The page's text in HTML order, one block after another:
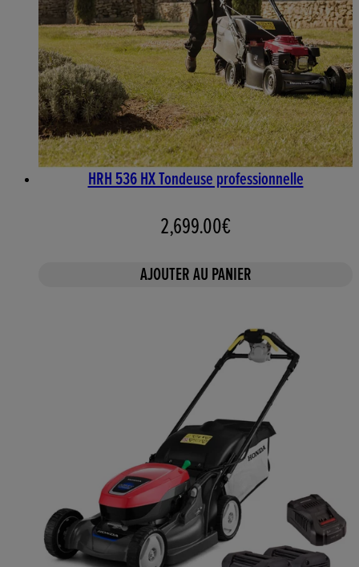
HRH 536 HX Tondeuse professionnelle
2,699.00€
AJOUTER AU PANIER